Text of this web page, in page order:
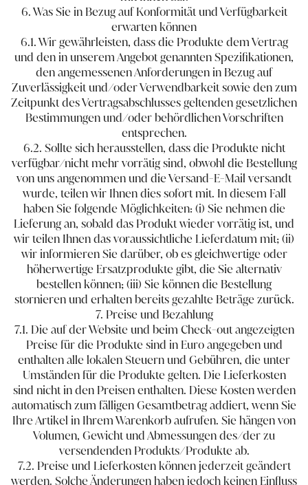
6. Was Sie in Bezug auf Konformität und Verfügbarkeit
erwarten können
6.1. Wir gewährleisten, dass die Produkte dem Vertrag
und den in unserem Angebot genannten Spezifikationen,
den angemessenen Anforderungen in Bezug auf
Zuverlässigkeit und/oder Verwendbarkeit sowie den zum
Zeitpunkt des Vertragsabschlusses geltenden gesetzlichen
Bestimmungen und/oder behördlichen Vorschriften
entsprechen.
6.2. Sollte sich herausstellen, dass die Produkte nicht
verfügbar/nicht mehr vorrätig sind, obwohl die Bestellung
von uns angenommen und die Versand-E-Mail versandt
wurde, teilen wir Ihnen dies sofort mit. In diesem Fall
haben Sie folgende Möglichkeiten: (i) Sie nehmen die
Lieferung an, sobald das Produkt wieder vorrätig ist, und
wir teilen Ihnen das voraussichtliche Lieferdatum mit; (ii)
wir informieren Sie darüber, ob es gleichwertige oder
höherwertige Ersatzprodukte gibt, die Sie alternativ
bestellen können; (iii) Sie können die Bestellung
stornieren und erhalten bereits gezahlte Beträge zurück.
7. Preise und Bezahlung
7.1. Die auf der Website und beim Check-out angezeigten
Preise für die Produkte sind in Euro angegeben und
enthalten alle lokalen Steuern und Gebühren, die unter
Umständen für die Produkte gelten. Die Lieferkosten
sind nicht in den Preisen enthalten. Diese Kosten werden
automatisch zum fälligen Gesamtbetrag addiert, wenn Sie
Ihre Artikel in Ihrem Warenkorb aufrufen. Sie hängen von
Volumen, Gewicht und Abmessungen des/der zu
versendenden Produkts/Produkte ab.
7.2. Preise und Lieferkosten können jederzeit geändert
werden. Solche Änderungen haben jedoch keinen Einfluss